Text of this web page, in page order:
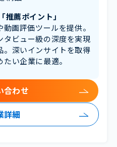
推薦ポイント」
画評価ツールを提供。
タビュー級の深度を実現
。深いインサイトを取得
い企業に最適。
詳細
合わせ